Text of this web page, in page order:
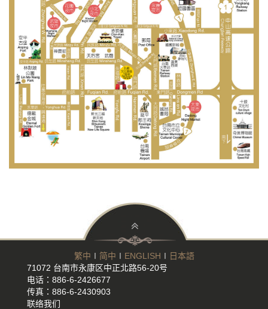
繁中 ∣ 简中 ∣ ENGLISH ∣ 日本語
71072 台南市永康区中正北路56-20号
电话：886-6-2426677
传真：886-6-2430903
联络我们